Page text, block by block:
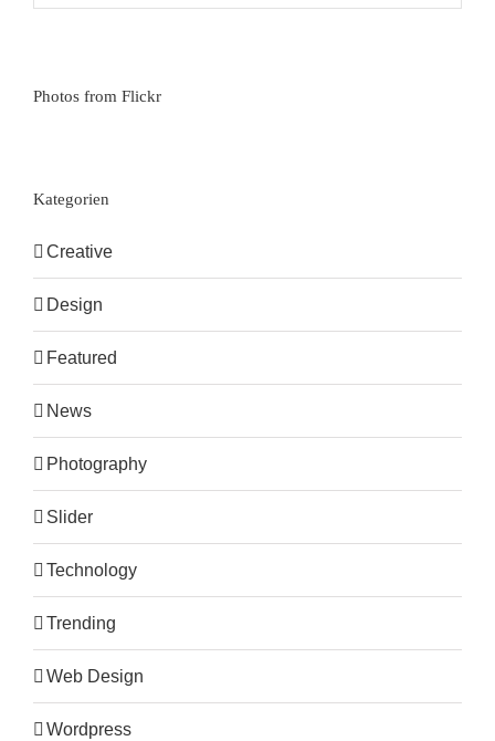
Photos from Flickr
Kategorien
Creative
Design
Featured
News
Photography
Slider
Technology
Trending
Web Design
Wordpress